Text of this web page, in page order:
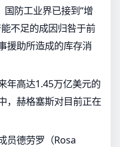
国防工业界已接到“增
不足的成因归咎于前
援助所造成的库存消
年高达1.45万亿美元的
，赫格塞斯对目前正在
员德劳罗（Rosa